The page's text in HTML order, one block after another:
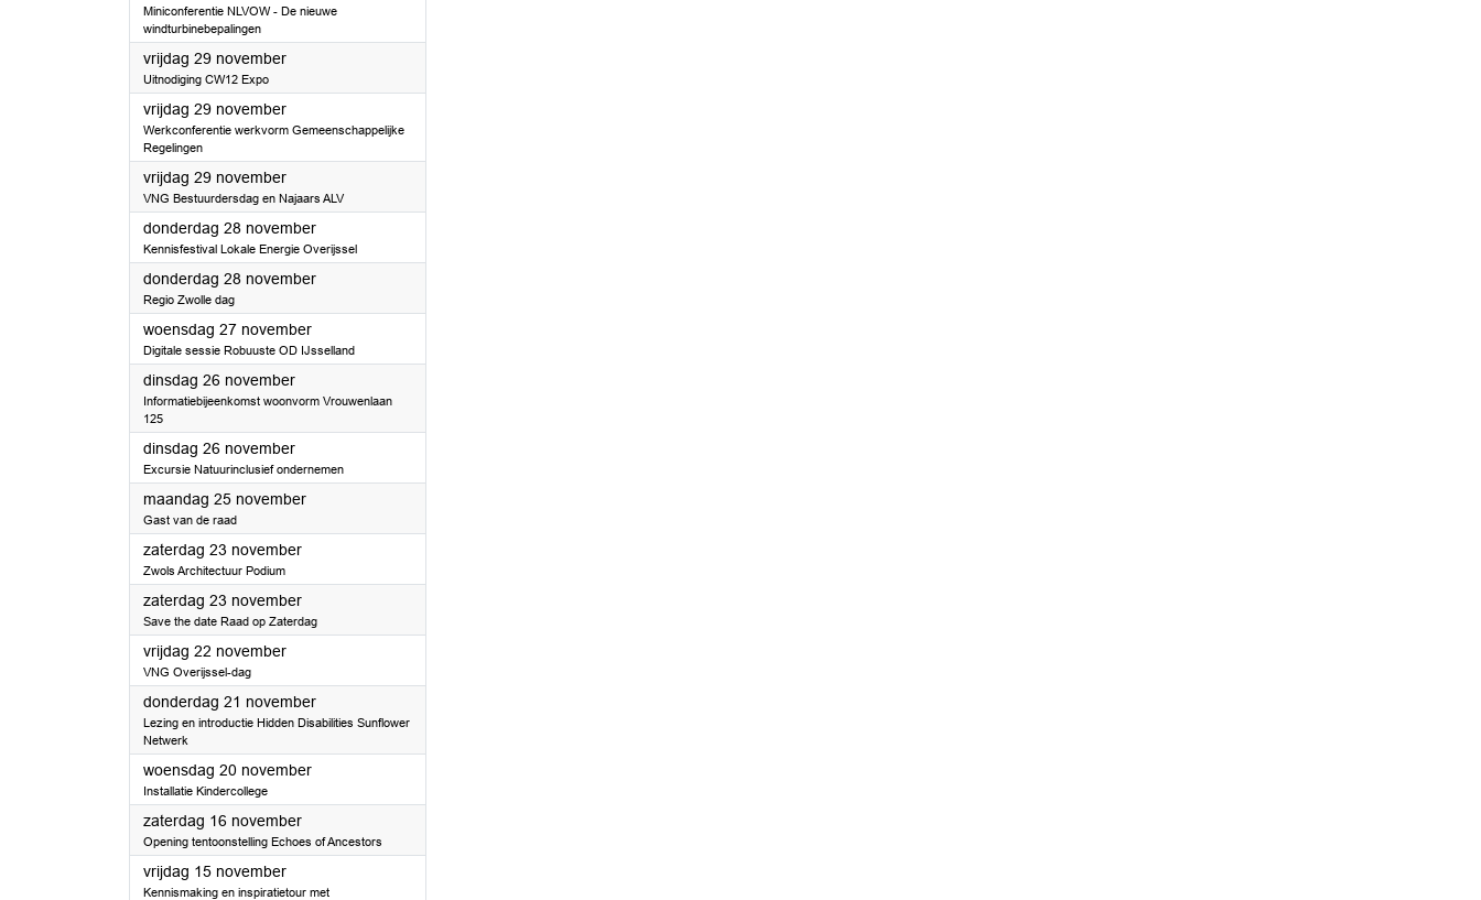
Miniconferentie NLVOW - De nieuwe
windturbinebepalingen
vrijdag 29 november2024
Uitnodiging CW12 Expo
vrijdag 29 november2024
Werkconferentie werkvorm Gemeenschappelijke
Regelingen
vrijdag 29 november2024
VNG Bestuurdersdag en Najaars ALV
donderdag 28 november2024
Kennisfestival Lokale Energie Overijssel
donderdag 28 november2024
Regio Zwolle dag
woensdag 27 november2024
Digitale sessie Robuuste OD IJsselland
dinsdag 26 november2024
Informatiebijeenkomst woonvorm Vrouwenlaan
125
dinsdag 26 november2024
Excursie Natuurinclusief ondernemen
maandag 25 november2024
Gast van de raad
zaterdag 23 november2024
Zwols Architectuur Podium
zaterdag 23 november2024
Save the date Raad op Zaterdag
vrijdag 22 november2024
VNG Overijssel-dag
donderdag 21 november2024
Lezing en introductie Hidden Disabilities Sunflower
Netwerk
woensdag 20 november2024
Installatie Kindercollege
zaterdag 16 november2024
Opening tentoonstelling Echoes of Ancestors
vrijdag 15 november2024
Kennismaking en inspiratietour met